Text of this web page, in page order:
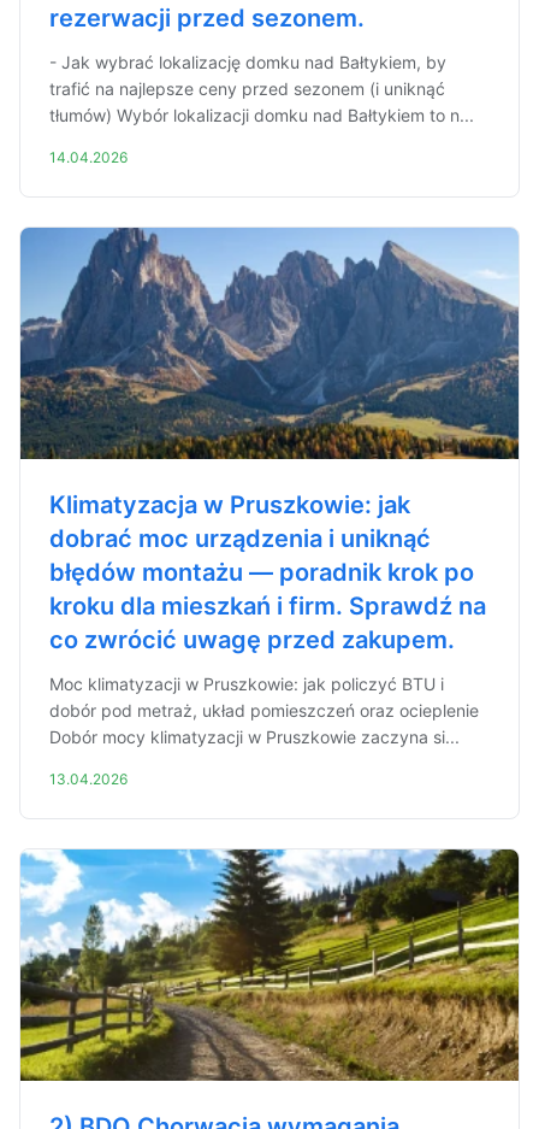
rezerwacji przed sezonem.
- Jak wybrać lokalizację domku nad Bałtykiem, by
trafić na najlepsze ceny przed sezonem (i uniknąć
tłumów) Wybór lokalizacji domku nad Bałtykiem to n...
14.04.2026
Klimatyzacja w Pruszkowie: jak
dobrać moc urządzenia i uniknąć
błędów montażu — poradnik krok po
kroku dla mieszkań i firm. Sprawdź na
co zwrócić uwagę przed zakupem.
Moc klimatyzacji w Pruszkowie: jak policzyć BTU i
dobór pod metraż, układ pomieszczeń oraz ocieplenie
Dobór mocy klimatyzacji w Pruszkowie zaczyna si...
13.04.2026